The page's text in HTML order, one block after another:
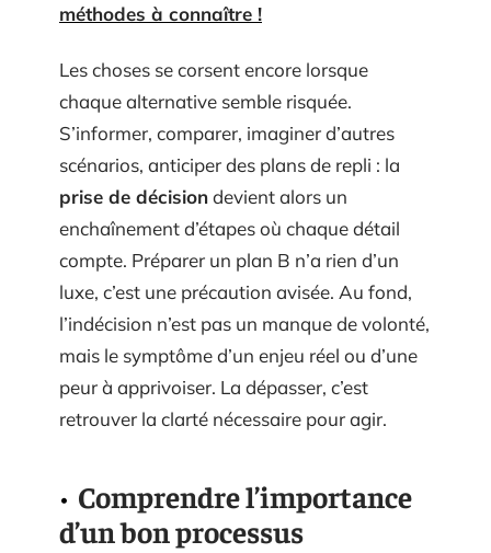
méthodes à connaître !
Les choses se corsent encore lorsque
chaque alternative semble risquée.
S’informer, comparer, imaginer d’autres
scénarios, anticiper des plans de repli : la
prise de décisiondevient alors un
enchaînement d’étapes où chaque détail
compte. Préparer un plan B n’a rien d’un
luxe, c’est une précaution avisée. Au fond,
l’indécision n’est pas un manque de volonté,
mais le symptôme d’un enjeu réel ou d’une
peur à apprivoiser. La dépasser, c’est
retrouver la clarté nécessaire pour agir.
Comprendre l’importance
d’un bon processus